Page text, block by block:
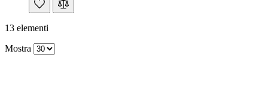
13 elementi
Mostra